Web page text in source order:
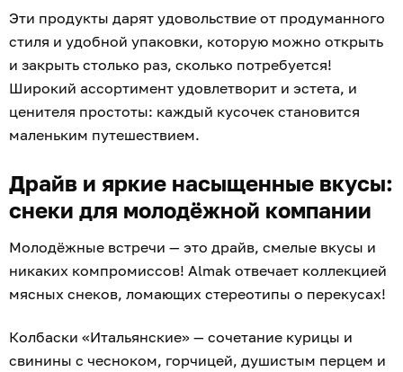
Эти продукты дарят удовольствие от продуманного
стиля и удобной упаковки, которую можно открыть
и закрыть столько раз, сколько потребуется!
Широкий ассортимент удовлетворит и эстета, и
ценителя простоты: каждый кусочек становится
маленьким путешествием.
Драйв и яркие насыщенные вкусы:
снеки для молодёжной компании
Молодёжные встречи — это драйв, смелые вкусы и
никаких компромиссов! Almak отвечает коллекцией
мясных снеков, ломающих стереотипы о перекусах!
Колбаски «Итальянские» — сочетание курицы и
свинины с чесноком, горчицей, душистым перцем и